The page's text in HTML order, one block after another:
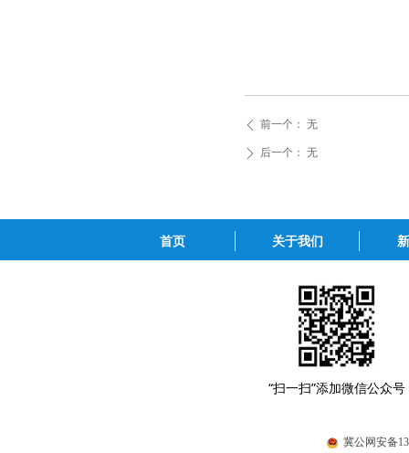
ꄴ 前一个： 无
ꄲ 后一个： 无
首页 关于我们
“扫一扫”添加微信公众号
冀公网安备